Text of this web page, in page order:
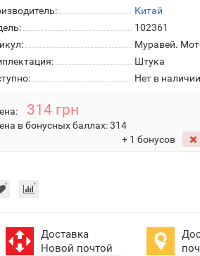
Китай
102361
Муравей.
Штука
Нет в наличии
314 грн
в бонусных баллах:314
+ 1 бонусов
Доставка
Новой почтой